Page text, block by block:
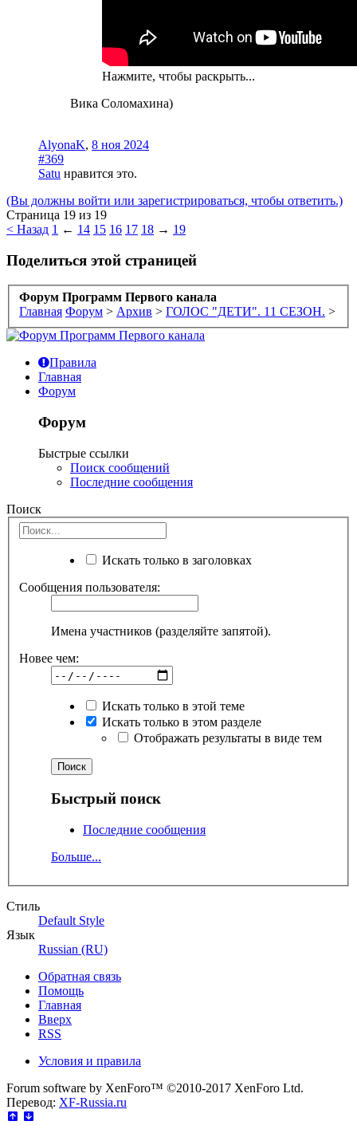
Нажмите, чтобы раскрыть...
Вика Соломахина)
AlyonaK, 8 ноя 2024
#369
Satu нравится это.
(Вы должны войти или зарегистрироваться, чтобы ответить.)
Страница 19 из 19
< Назад 1 ← 14 15 16 17 18 → 19
Поделиться этой страницей
Форум Программ Первого канала
Главная Форум > Архив > ГОЛОС "ДЕТИ". 11 СЕЗОН. >
Правила
Главная
Форум
Форум
Быстрые ссылки
Поиск сообщений
Последние сообщения
Поиск
Искать только в заголовках
Сообщения пользователя:
Имена участников (разделяйте запятой).
Новее чем:
Искать только в этой теме
Искать только в этом разделе
Отображать результаты в виде тем
Быстрый поиск
Последние сообщения
Больше...
Стиль
Default Style
Язык
Russian (RU)
Обратная связь
Помощь
Главная
Вверх
RSS
Условия и правила
Forum software by XenForo™ ©2010-2017 XenForo Ltd.
Перевод: XF-Russia.ru